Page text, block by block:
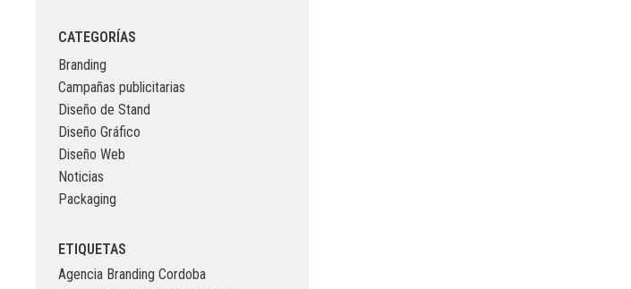
CATEGORÍAS
Branding
Campañas publicitarias
Diseño de Stand
Diseño Gráfico
Diseño Web
Noticias
Packaging
ETIQUETAS
Agencia Branding Cordoba